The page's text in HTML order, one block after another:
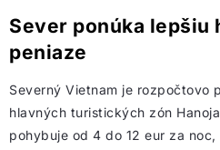
Sever ponúka lepšiu
peniaze
Severný Vietnam je rozpočtovo
hlavných turistických zón
pohybuje od 4 do 12 eur za